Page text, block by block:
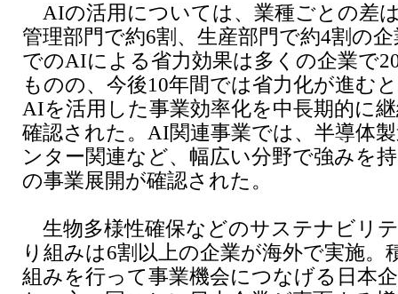
AIの活用については、業種ごとの差
管理部門で約6割、生産部門で約4割の
でのAIによる省力効果は多くの企業で
ものの、今後10年間では省力化が進む
AIを活用した事業効率化を中長期的に
確認された。AI関連事業では、半導体
ンター関連など、幅広い分野で強みを
の事業展開が確認された。
生物多様性確保などのサステナビリ
り組みは6割以上の企業が海外で実施。
組みを行って事業機会につなげる日本